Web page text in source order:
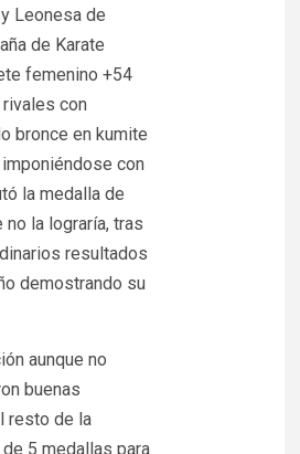
Leonesa de
de Karate
femenino +54
con
bronce en kumite
con
la medalla de
la lograría, tras
resultados
demostrando su
aunque no
buenas
resto de la
5 medallas para